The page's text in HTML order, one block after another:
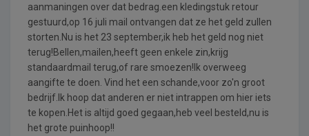
aanmaningen over dat bedrag.een kledingstuk retour
gestuurd,op 16 juli mail ontvangen dat ze het geld zullen
storten.Nu is het 23 september,ik heb het geld nog niet
terug!Bellen,mailen,heeft geen enkele zin,krijg
standaardmail terug,of rare smoezen!Ik overweeg
aangifte te doen. Vind het een schande,voor zo'n groot
bedrijf.Ik hoop dat anderen er niet intrappen om hier iets
te kopen.Het is altijd goed gegaan,heb veel besteld,nu is
het grote puinhoop!!